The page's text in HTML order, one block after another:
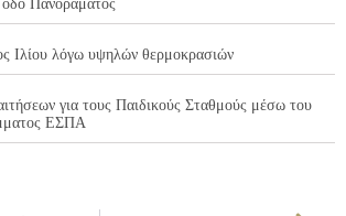
οδό Πανοράματος
Ιλίου λόγω υψηλών θερμοκρασιών
για τους Παιδικούς Σταθμούς μέσω του
ΕΣΠΑ